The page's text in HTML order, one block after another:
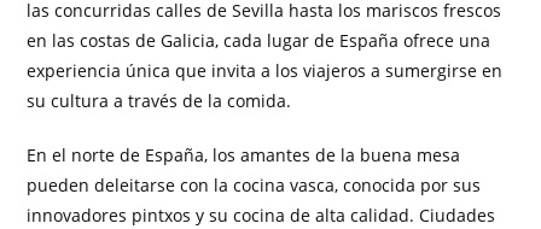
las concurridas calles de Sevilla hasta los mariscos frescos
en las costas de Galicia, cada lugar de España ofrece una
experiencia única que invita a los viajeros a sumergirse en
su cultura a través de la comida.
En el norte de España, los amantes de la buena mesa
pueden deleitarse con la cocina vasca, conocida por sus
innovadores pintxos y su cocina de alta calidad. Ciudades